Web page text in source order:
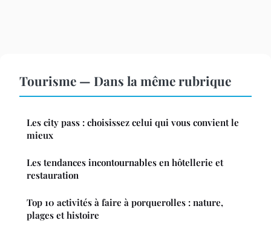
Tourisme — Dans la même rubrique
Les city pass : choisissez celui qui vous convient le
mieux
Les tendances incontournables en hôtellerie et
restauration
Top 10 activités à faire à porquerolles : nature,
plages et histoire